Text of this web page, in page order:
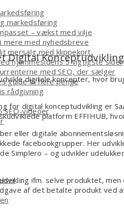
markedsføring
– vækst med vilje
mere med nyhedsbreve
mersalg med klippekort
hjemmesidens 5 vigtigste sider
med SEO, der sælger
guide til flere penge
rådgivning
SEO-videoer
Digital
digitale koncepter, hvor
for digital konceptudvikling er
platform EFFIHUB,
eller digitale
facebookgrupper. Her
Simplero – og udvikler
ifm. selve produktet,
af det betalte produkt